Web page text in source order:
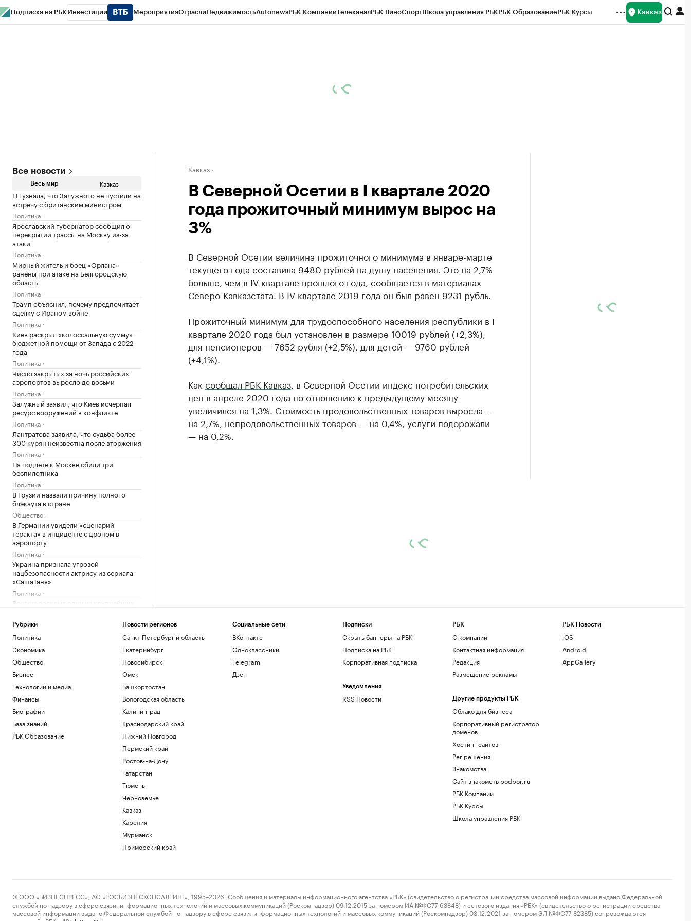
Подписка на РБК Инвестиции МероприятияОтраслиНедвижимостьAutonewsРБК КомпанииТелеканалРБК ВиноСпортШкола управления РБКРБК ОбразованиеРБК Курсы Кавказ
Все новости
Весь мир Кавказ
ЕП узнала, что Залужного не пустили на
встречу с британским министром
Политика
Ярославский губернатор сообщил о
перекрытии трассы на Москву из-за
атаки
Политика
Мирный житель и боец «Орлана»
ранены при атаке на Белгородскую
область
Политика
Трамп объяснил, почему предпочитает
сделку с Ираном войне
Политика
Киев раскрыл «колоссальную сумму»
бюджетной помощи от Запада с 2022
года
Политика
Число закрытых за ночь российских
аэропортов выросло до восьми
Политика
Залужный заявил, что Киев исчерпал
ресурс вооружений в конфликте
Политика
Лантратова заявила, что судьба более
300 курян неизвестна после вторжения
Политика
На подлете к Москве сбили три
беспилотника
Политика
В Грузии назвали причину полного
блэкаута в стране
Общество
В Германии увидели «сценарий
теракта» в инциденте с дроном в
аэропорту
Политика
Украина признала угрозой
нацбезопасности актрису из сериала
«СашаТаня»
Политика
Reuters раскрыл одну из крупнейших
Политика
Три российских аэропорта закрыли для
полетов
Политика
Wildberries начала подготовку к
запуску собственного мессенджера
Технологии и медиа
США потребуют от ряда иммигрантов
залоги до $250 тыс. для получения виз
Политика
Adidas извинился за обилие розовых
бутс на ЧМ-26, назвав это совпадением
Игрока «Зенита» госпитализировали
некоторых грузовиков Dongfeng и
Затраты на строительство ТЭС для
БАМа и Сухого Лога выросли на треть
Кавказ
В Северной Осетии в I квартале 2020
года прожиточный минимум вырос на
3%
В Северной Осетии величина прожиточного минимума в январе-марте
текущего года составила 9480 рублей на душу населения. Это на 2,7%
больше, чем в IV квартале прошлого года, сообщается в материалах
Северо-Кавказстата. В IV квартале 2019 года он был равен 9231 рубль.
Прожиточный минимум для трудоспособного населения республики в I
квартале 2020 года был установлен в размере 10019 рублей (+2,3%),
для пенсионеров — 7652 рубля (+2,5%), для детей — 9760 рублей
(+4,1%).
Как сообщал РБК Кавказ, в Северной Осетии индекс потребительских
цен в апреле 2020 года по отношению к предыдущему месяцу
увеличился на 1,3%. Стоимость продовольственных товаров выросла —
на 2,7%, непродовольственных товаров — на 0,4%, услуги подорожали
— на 0,2%.
Рубрики
Политика
Экономика
Общество
Бизнес
Технологии и медиа
Финансы
Биографии
База знаний
РБК Образование
Новости регионов
Санкт-Петербург и область
Екатеринбург
Новосибирск
Омск
Башкортостан
Вологодская область
Калининград
Краснодарский край
Нижний Новгород
Пермский край
Ростов-на-Дону
Татарстан
Тюмень
Черноземье
Кавказ
Карелия
Мурманск
Приморский край
Социальные сети
ВКонтакте
Одноклассники
Telegram
Дзен
Подписки
Скрыть баннеры на РБК
Подписка на РБК
Корпоративная подписка
Уведомления
RSS Новости
РБК
О компании
Контактная информация
Редакция
Размещение рекламы
Другие продукты РБК
Облако для бизнеса
Корпоративный регистратор
доменов
Хостинг сайтов
Рег.решения
Знакомства
Сайт знакомств podbor.ru
РБК Компании
РБК Курсы
Школа управления РБК
РБК Новости
iOS
Android
AppGallery
© ООО «БИЗНЕСПРЕСС», АО «РОСБИЗНЕСКОНСАЛТИНГ», 1995–2026. Сообщения и материалы информационного агентства «РБК» (свидетельство о регистрации средства массовой информации выдано Федеральной
службой по надзору в сфере связи, информационных технологий и массовых коммуникаций (Роскомнадзор) 09.12.2015 за номером ИА №ФС77-63848) и сетевого издания «РБК» (свидетельство о регистрации средства
массовой информации выдано Федеральной службой по надзору в сфере связи, информационных технологий и массовых коммуникаций (Роскомнадзор) 03.12.2021 за номером ЭЛ №ФС77-82385) сопровождаются